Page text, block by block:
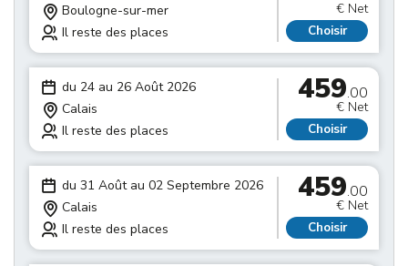
Boulogne-sur-mer
Il reste des places
€ Net
Choisir
du 24 au 26 Août 2026
Calais
Il reste des places
459.00
€ Net
Choisir
du 31 Août au 02 Septembre 2026
Calais
Il reste des places
459.00
€ Net
Choisir